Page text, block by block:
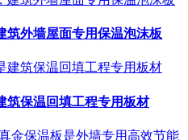
筑外墙屋面专用保温泡沫板
筑保温回填工程专用板材